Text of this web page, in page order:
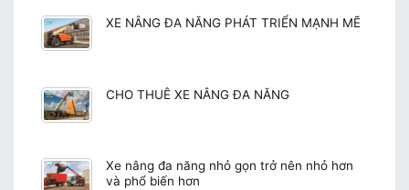
XE NÂNG ĐA NĂNG PHÁT TRIỂN MẠNH MẼ
CHO THUÊ XE NÂNG ĐA NĂNG
Xe nâng đa năng nhỏ gọn trở nên nhỏ hơn
và phổ biến hơn